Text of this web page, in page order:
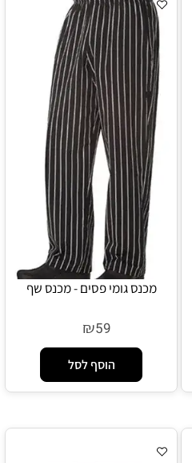
מכנס גומי פסים - מכנס שף
₪59
הוסף לסל